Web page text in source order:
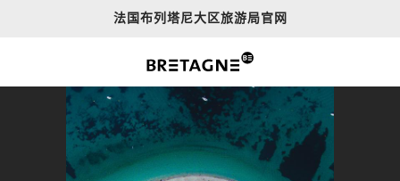
法国布列塔尼大区旅游局官网